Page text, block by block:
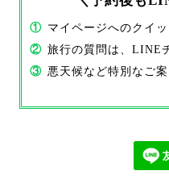
① マイページへのクイ
② 旅行の質問は、LINE
③ 悪天候など特別なご